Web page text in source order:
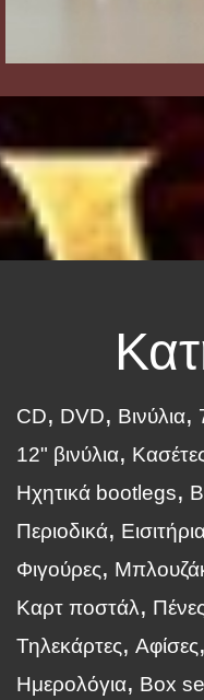
CD DVD Βινύλια
12" βινύλια
Ηχητικά bootlegs
Περιοδικά
Φιγούρες
Καρτ ποστάλ
Πένες
Τηλεκάρτες
Αφίσες
Ημερολόγια
Box